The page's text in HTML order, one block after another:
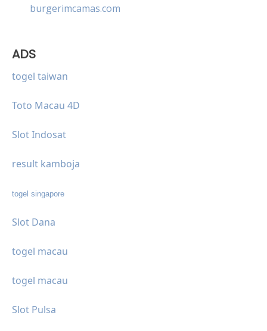
burgerimcamas.com
ADS
togel taiwan
Toto Macau 4D
Slot Indosat
result kamboja
togel singapore
Slot Dana
togel macau
togel macau
Slot Pulsa